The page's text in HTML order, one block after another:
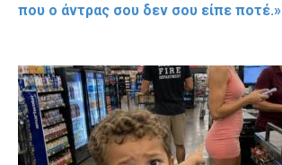
που ο άντρας σου δεν σου είπε ποτέ.»